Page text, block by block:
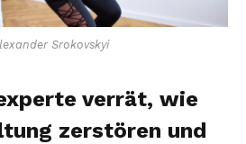
Srokovskyi
verrät, wie
zerstören und